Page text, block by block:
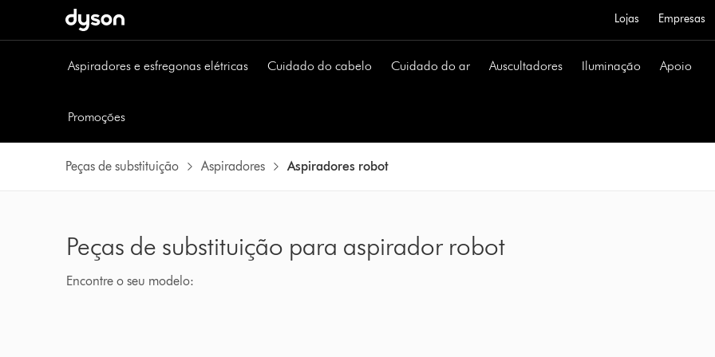
Lojas Empresas
Aspiradores e esfregonas elétricas Cuidado do cabelo Cuidado do ar Auscultadores Iluminação Apoio
Promoções
Peças de substituição Aspiradores Aspiradores robot
Peças de substituição para aspirador robot
Encontre o seu modelo: